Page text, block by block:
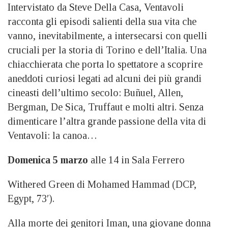
Intervistato da Steve Della Casa, Ventavoli
racconta gli episodi salienti della sua vita che
vanno, inevitabilmente, a intersecarsi con quelli
cruciali per la storia di Torino e dell’Italia. Una
chiacchierata che porta lo spettatore a scoprire
aneddoti curiosi legati ad alcuni dei più grandi
cineasti dell’ultimo secolo: Buñuel, Allen,
Bergman, De Sica, Truffaut e molti altri. Senza
dimenticare l’altra grande passione della vita di
Ventavoli: la canoa…
Domenica 5 marzo alle 14 in Sala Ferrero
Withered Green di Mohamed Hammad (DCP,
Egypt, 73′).
Alla morte dei genitori Iman, una giovane donna